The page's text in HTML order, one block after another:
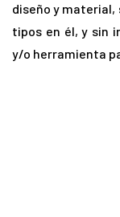
diseño y material,
tipos en él, y sin
y/o herramienta